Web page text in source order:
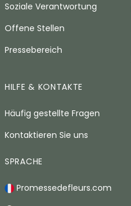
Soziale Verantwortung
Offene Stellen
Pressebereich
HILFE & KONTAKTE
Häufig gestellte Fragen
Kontaktieren Sie uns
SPRACHE
Promessedefleurs.com